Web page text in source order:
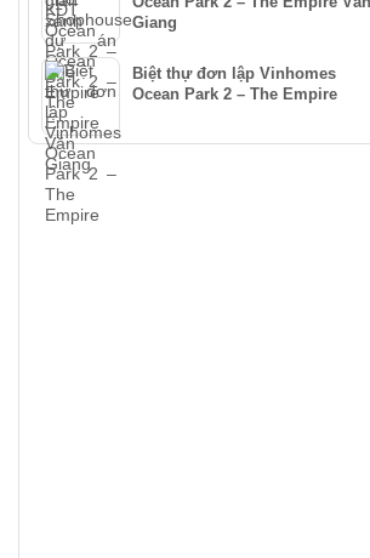
Giang
Biệt thự đơn lập Vinhomes
Ocean Park 2 – The Empire